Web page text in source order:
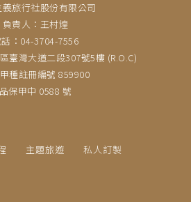
旅行社股份有限公司
負責人：王村煌
話：04-3704-7556
臺灣大道二段307號5樓 (R.O.C)
種註冊編號 859900
品保甲中 0588 號
主題旅遊 私人訂製